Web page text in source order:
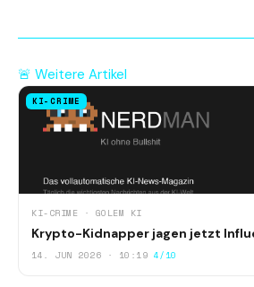
🚨 Weitere Artikel
KI-CRIME
KI-CRIME · GOLEM KI
Krypto-Kidnapper jagen jetzt
14. JUN 2026 · 10:19 4/10